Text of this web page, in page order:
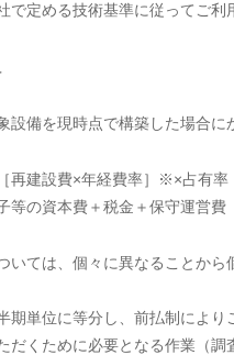
で定める技術基準に従ってご利
設備を現時点で構築した場合
再建設費×年経費率］※×占有率
等の資本費＋税金＋保守運営費
いては、個々に異なることか
期単位に等分し、前払制によ
だくために必要となる作業（